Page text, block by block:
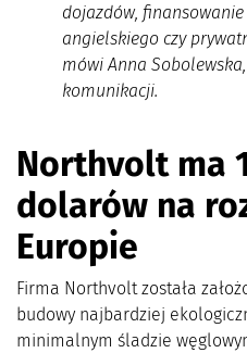
dojazdów,
angielskiego czy
mówi Anna
komunikacji.
Northvolt ma
dolarów na
Europie
Firma Northvolt została
budowy najbardziej
minimalnym śladzie